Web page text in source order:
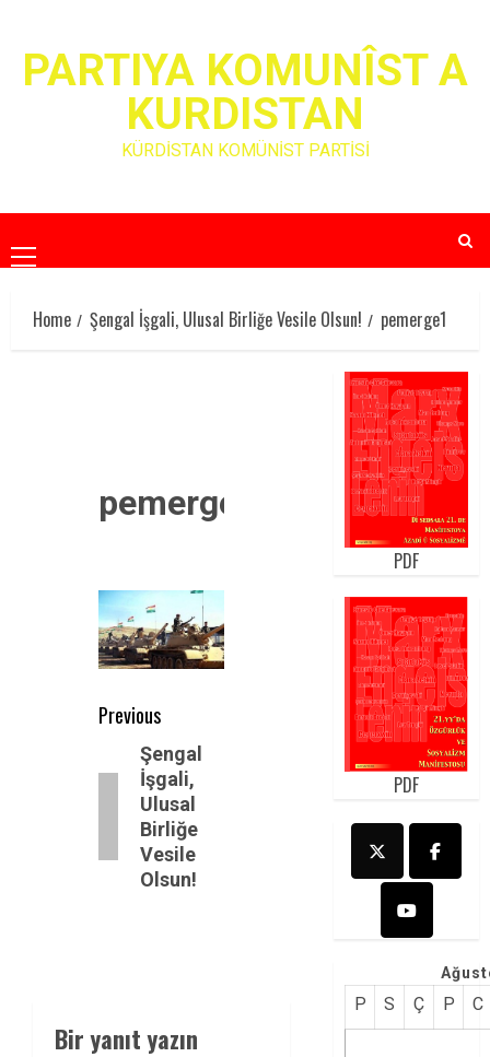
contentPARTIYA KOMUNÎST A
KURDISTAN
KÜRDİSTAN KOMÜNİST PARTİSİ
Primary
Menu
Home
Şengal İşgali, Ulusal Birliğe Vesile Olsun! pemerge1
pemerge1
Post
navigation
Previous
PreviousŞengal
İşgali,
Ulusal
Birliğe
Vesile
Olsun!
Bir yanıt yazın
PDF
PDF
P S Ç P C